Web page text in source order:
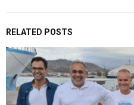
RELATED POSTS